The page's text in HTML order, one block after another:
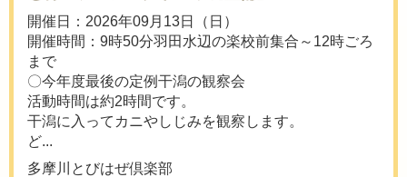
開催日：2026年09月13日（日）
開催時間：9時50分羽田水辺の楽校前集合～12時ごろ
まで
〇今年度最後の定例干潟の観察会
活動時間は約2時間です。
干潟に入ってカニやしじみを観察します。
ど...
多摩川とびはぜ倶楽部